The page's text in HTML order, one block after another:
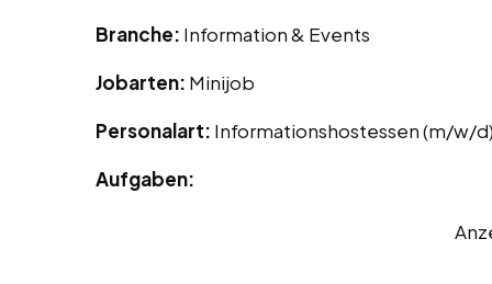
Branche: Information & Events
Jobarten: Minijob
Personalart: Informationshostessen (m/w/d)
Aufgaben: